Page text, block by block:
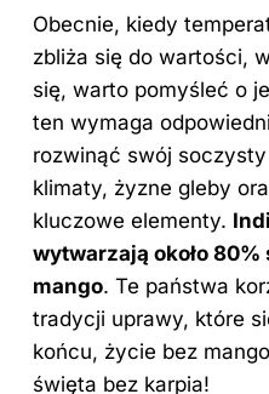
Obecnie, kiedy
zbliża się do wartości,
się, warto pomyśleć o
ten wymaga
rozwinąć swój soczysty
klimaty, żyzne gleby
kluczowe elementy.
wytwarzają około
mango. Te państwa
tradycji uprawy, które
końcu, życie bez
święta bez karpia!